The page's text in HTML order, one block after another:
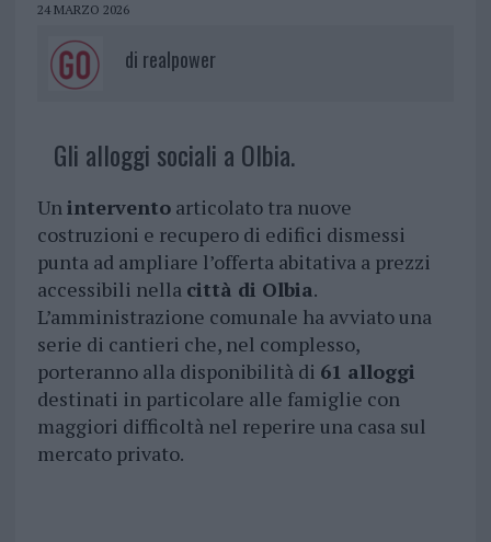
24 MARZO 2026
di realpower
Gli alloggi sociali a Olbia.
Uninterventoarticolato tra nuove
costruzioni e recupero di edifici dismessi
punta ad ampliare l’offerta abitativa a prezzi
accessibili nella città di Olbia.
L’amministrazione comunale ha avviato una
serie di cantieri che, nel complesso,
porteranno alla disponibilità di 61 alloggi
destinati in particolare alle famiglie con
maggiori difficoltà nel reperire una casa sul
mercato privato.